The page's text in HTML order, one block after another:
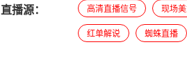
直播源： 高清直播信号 现场
红单解说 蜘蛛直播